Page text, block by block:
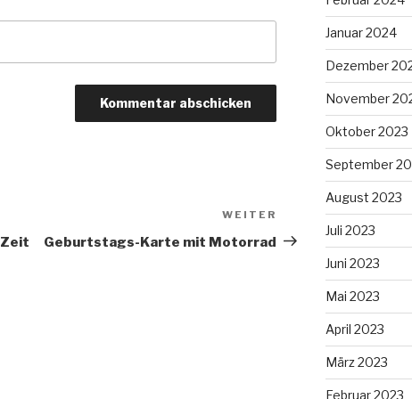
Nächster
Beitrag
WEITER
Geburtstags-Karte mit Motorrad
Januar 2024
Dezember
November
Oktober 2023
September
August 2023
Juli 2023
Juni 2023
Mai 2023
April 2023
März 2023
Februar 2023